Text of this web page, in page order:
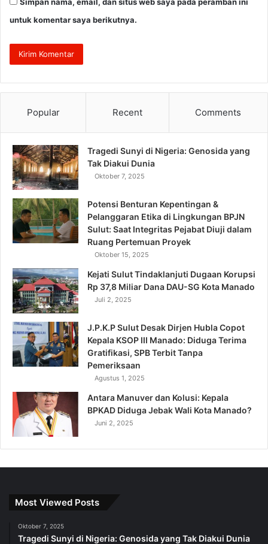
untuk komentar saya berikutnya.
Popular Recent Comments
Tragedi Sunyi di Nigeria: Genosida yang
Tak Diakui Dunia
Oktober 7, 2025
Potensi Benturan Kepentingan &
Pelanggaran Etika di Lingkungan BPJN
Sulut: Saat Integritas Pejabat Diuji dalam
Ruang Pertemuan Proyek
Oktober 15, 2025
Kejati Sulut Tindaklanjuti Dugaan Korupsi
Rp 37,8 Miliar Dana DAU-SG Kota Manado
Juli 2, 2025
J.P.K.P Sulut Desak Dirjen Hubla Copot
Kepala KSOP III Manado: Diduga Terima
Gratifikasi, SPB Terbit Tanpa
Pemeriksaan
Agustus 1, 2025
Antara Manuver dan Kolusi: Kepala
BPKAD Diduga Jebak Wali Kota Manado?
Juni 2, 2025
Most Viewed Posts
Oktober 7, 2025
Tragedi Sunyi di Nigeria: Genosida yang Tak Diakui Dunia